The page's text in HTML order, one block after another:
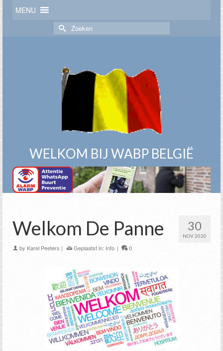
MENU
Zoek
naar:
WELKOM BIJ WABP BELGIË
30
NOV 2020
Welkom De Panne
by Karel Peeters | Geplaatst in: Info | 0